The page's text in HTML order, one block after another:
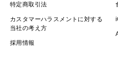
特定商取引法
カスタマーハラスメントに対する
当社の考え方
採用情報